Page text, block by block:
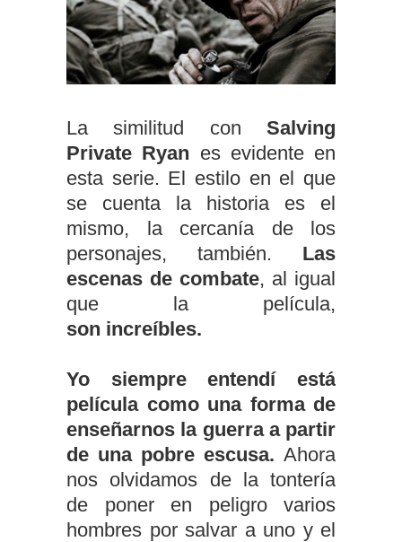
La similitud con Salving
Private Ryan es evidente en
esta serie. El estilo en el que
se cuenta la historia es el
mismo, la cercanía de los
personajes, también. Las
escenas de combate, al igual
que la película,
son increíbles.
Yo siempre entendí está
película como una forma de
enseñarnos la guerra a partir
de una pobre escusa. Ahora
nos olvidamos de la tontería
de poner en peligro varios
hombres por salvar a uno y el